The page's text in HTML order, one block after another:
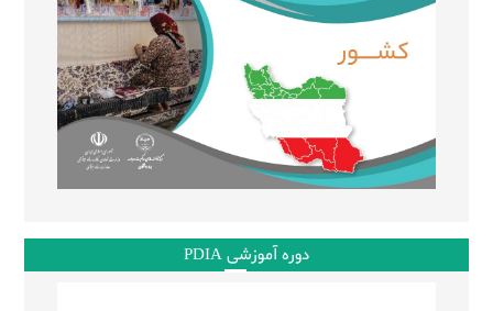
دوره آموزشی PDIA